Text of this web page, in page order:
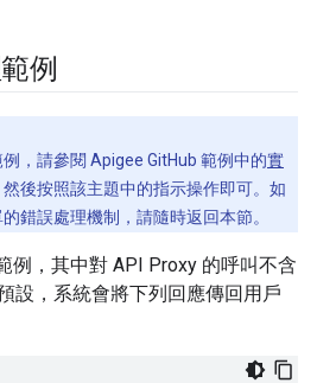
例
，請參閱 Apigee GitHub 範例中的實
後按照該主題中的指示操作即可。如
錯誤處理機制，請隨時返回本節。
例，其中對 API Proxy 的呼叫不含
設，系統會將下列回應傳回用戶